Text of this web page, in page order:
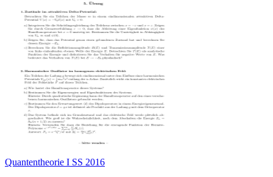
Quantentheorie I SS 2016